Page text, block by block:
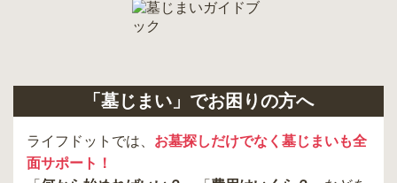
町田市 府中市
昭島市
葛飾区 墨田区
杉並区
「墓じまい」でお困りの方へ
ライフドットでは、 お墓探しだけでなく墓じまいも全
面サポート！